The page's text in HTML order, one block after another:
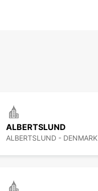
ALBERTSLUND
ALBERTSLUND - DENMARK